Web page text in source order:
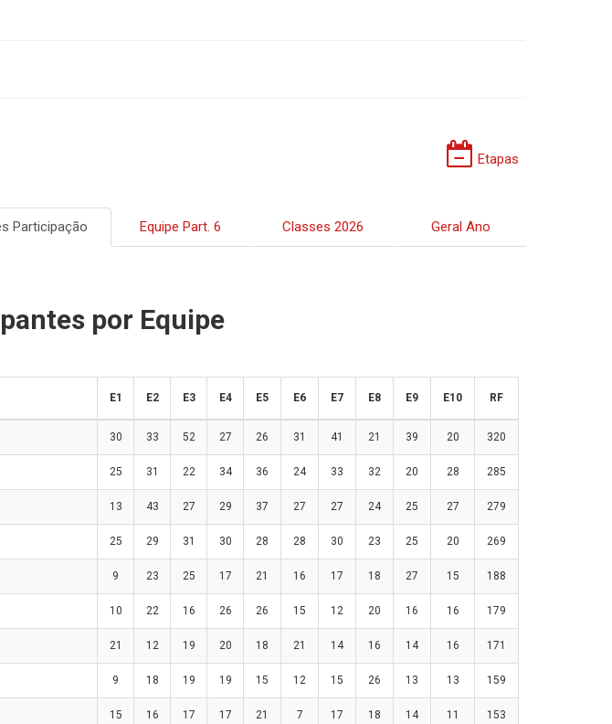
Etapas
Participação Equipe Part. 6 Classes 2026 Geral Ano
por Equipe
E1 E2 E3 E4 E5 E6 E7 E8 E9 E10 RF
30 33 52 27 26 31 41 21 39 20 320
25 31 22 34 36 24 33 32 20 28 285
13 43 27 29 37 27 27 24 25 27 279
25 29 31 30 28 28 30 23 25 20 269
9 23 25 17 21 16 17 18 27 15 188
10 22 16 26 26 15 12 20 16 16 179
21 12 19 20 18 21 14 16 14 16 171
9 18 19 19 15 12 15 26 13 13 159
15 16 17 17 21 7 17 18 14 11 153